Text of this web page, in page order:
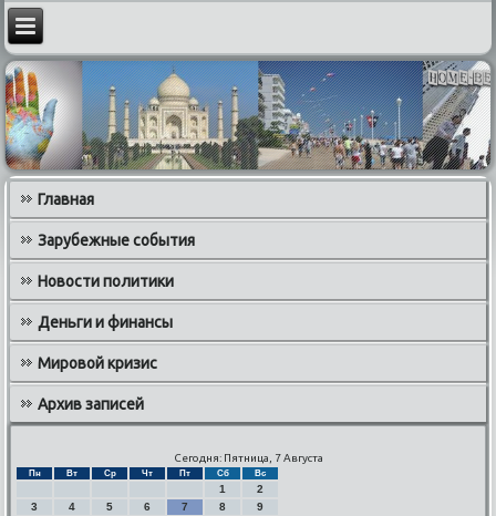
Главная
Зарубежные события
Новости политики
Деньги и финансы
Мировой кризис
Архив записей
Сегодня: Пятница, 7 Августа
Пн Вт Ср Чт Пт Сб Вс
1
2
3
4 5 6 7 8
9